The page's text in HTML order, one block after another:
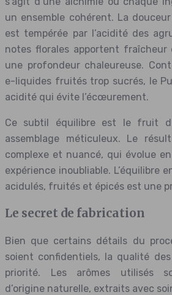
un ensemble cohérent. La
est tempérée par l’acidité des
notes florales apportent fraîcheur
une profondeur chaleureuse.
e-liquides fruités trop sucrés, le
acidité qui évite l’écœurement.
Ce subtil équilibre est le fruit
assemblage méticuleux. Le
complexe et nuancé, qui évolue
expérience inoubliable. L’équilibre
acidulés, fruités et épicés est une
Le secret de fabrication
Bien que certains détails du
soient confidentiels, la qualité
priorité. Les arômes utilisés
d’origine naturelle, extraits avec